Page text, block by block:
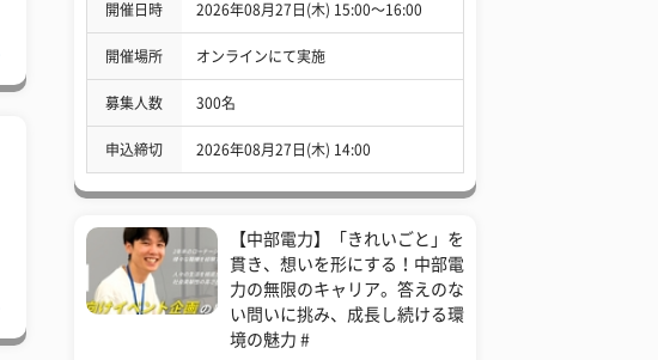
開催日時 2026年08月27日(木) 15:00〜16:00
開催場所 オンラインにて実施
募集人数 300名
申込締切 2026年08月27日(木) 14:00
【中部電力】「きれいごと」を
貫き、想いを形にする！中部電
力の無限のキャリア。答えのな
い問いに挑み、成長し続ける環
境の魅力 #